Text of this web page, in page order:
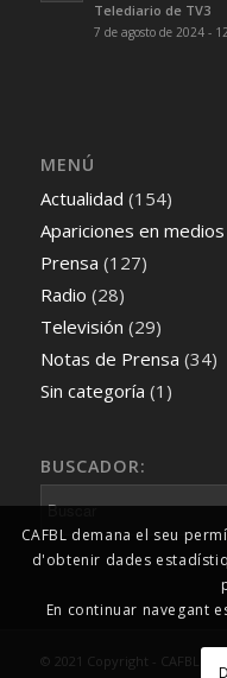
Telediario de TV3
7 de agosto de 2024 -
MENÚ
Actualidad (154)
Apariciones en medios
Prensa (127)
Radio (28)
Televisión (29)
Notas de Prensa (34)
Sin categoría (1)
BUSCADOR:
© 2021 Copyright - CAFBL
CAFBL demana el seu
d'obtenir dades
En continuar navegant